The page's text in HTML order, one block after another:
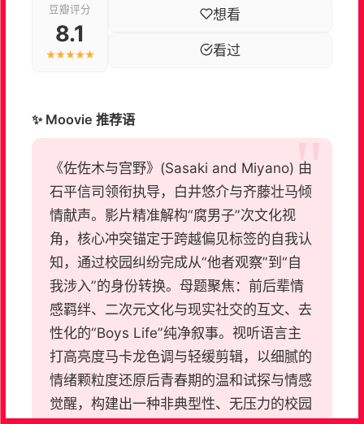
豆瓣评分
8.1
★★★★★
想看
看过
✨ Moovie 推荐语
《佐佐木与宫野》(Sasaki and Miyano) 由
石平信司领衔执导，白井悠介与齐藤壮马倾
情献声。影片精准解构“腐男子”次文化视
角，核心冲突锚定于跨越偏见标签的自我认
知，通过校园纠纷完成从“他者观察”到“自
我涉入”的身份转换。母题聚焦：前后辈情
感羁绊、二次元文化与现实社交的互文、去
性化的“Boys Life”纯净叙事。视听语言主
打高亮度马卡龙色调与轻缓剪辑，以细腻的
情绪颗粒度还原后青春期的温和试探与情感
觉醒，构建出一种非典型性、无压力的校园